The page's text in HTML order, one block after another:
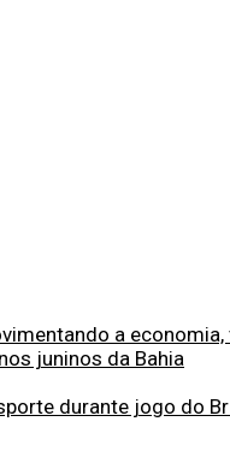
a
juninos da Bahia
durante jogo do